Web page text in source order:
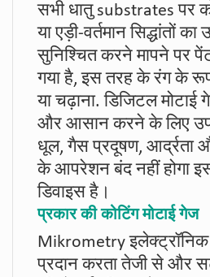
सभी धातु substrates पर
या एड़ी-वर्तमान सिद्धांतों
सुनिश्चित करने मापने पर
गया है, इस तरह के रंग के
या चढ़ाना. डिजिटल
और आसान करने के लिए
धूल, गैस प्रदूषण, आर्द्रता
के आपरेशन बंद नहीं होगा
डिवाइस है।
प्रकार की कोटिंग मोटाई गेज
Mikrometry इलेक्ट्रॉनिक
प्रदान करता तेजी से और